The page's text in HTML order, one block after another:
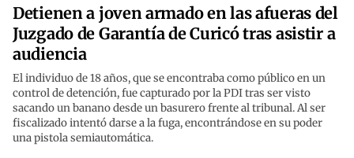
Detienen a joven armado en las afueras del
Juzgado de Garantía de Curicó tras asistir a
audiencia
El individuo de 18 años, que se encontraba como público en un
control de detención, fue capturado por la PDI tras ser visto
sacando un banano desde un basurero frente al tribunal. Al ser
fiscalizado intentó darse a la fuga, encontrándose en su poder
una pistola semiautomática.